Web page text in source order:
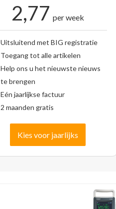
2,77 per week
Uitsluitend met BIG registratie
Toegang tot alle artikelen
Help ons u het nieuwste nieuws
te brengen
Eén jaarlijkse factuur
2 maanden gratis
Kies voor jaarlijks